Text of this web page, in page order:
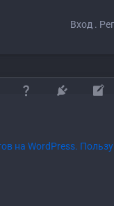
Вход .